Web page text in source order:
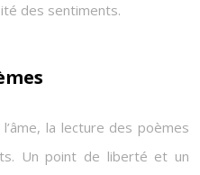
des sentiments.
la lecture des poèmes
Un point de liberté et un